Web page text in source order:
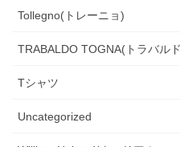
Tollegno(トレーニョ)
TRABALDO TOGNA(トラバル
Tシャツ
Uncategorized